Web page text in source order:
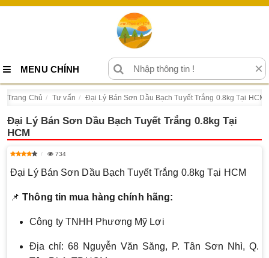
MENU CHÍNH ×
Trang Chủ Tư vấn Đại Lý Bán Sơn Dầu Bạch Tuyết Trắng 0.8kg Tại HCM
Đại Lý Bán Sơn Dầu Bạch Tuyết Trắng 0.8kg Tại
HCM
734
Đại Lý Bán Sơn Dầu Bạch Tuyết Trắng 0.8kg Tại HCM
📌Thông tin mua hàng chính hãng:
Công ty TNHH Phương Mỹ Lợi
Địa chỉ: 68 Nguyễn Văn Săng, P. Tân Sơn Nhì, Q.